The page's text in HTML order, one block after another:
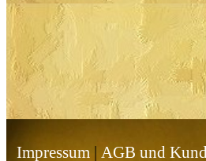
Impressum | AGB und